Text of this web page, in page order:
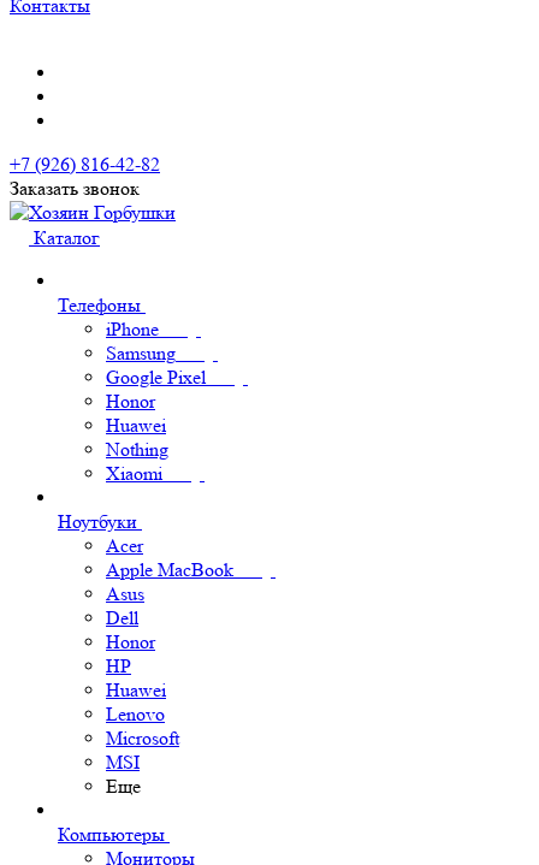
Контакты
+7 (926) 816-42-82
Заказать звонок
Каталог
Телефоны
iPhone
Samsung
Google Pixel
Honor
Huawei
Nothing
Xiaomi
Ноутбуки
Acer
Apple MacBook
Asus
Dell
Honor
HP
Huawei
Lenovo
Microsoft
MSI
Еще
Компьютеры
Мониторы